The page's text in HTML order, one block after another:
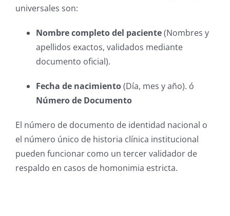
universales son:
Nombre completo del paciente(Nombres y
apellidos exactos, validados mediante
documento oficial).
Fecha de nacimiento(Día, mes y año). ó
Número de Documento
El número de documento de identidad nacional o
el número único de historia clínica institucional
pueden funcionar como un tercer validador de
respaldo en casos de homonimia estricta.